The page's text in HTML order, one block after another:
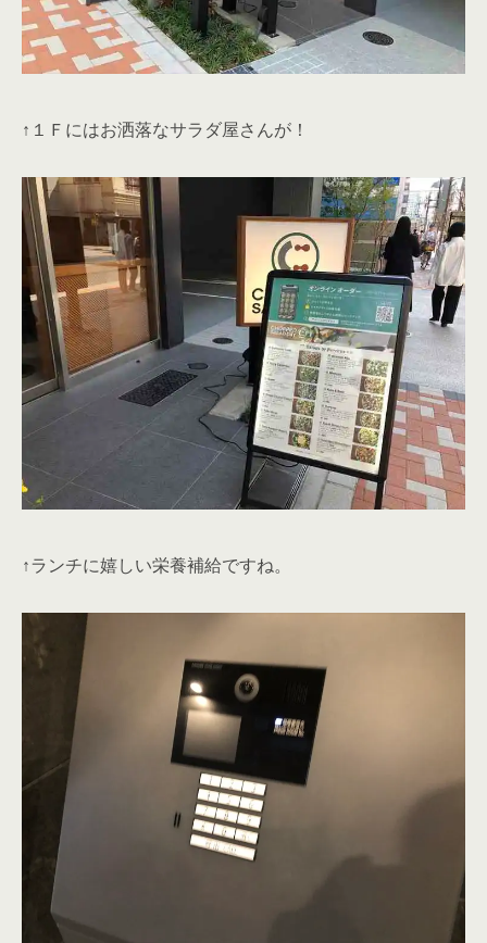
↑１Ｆにはお洒落なサラダ屋さんが！
↑ランチに嬉しい栄養補給ですね。